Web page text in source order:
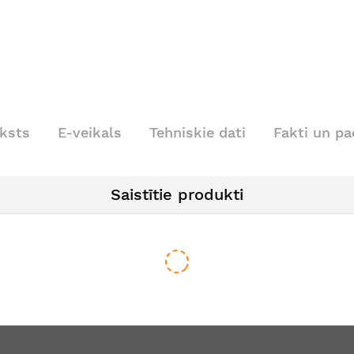
E-veikals Tehniskie dati Fakti un
Saistītie produkti